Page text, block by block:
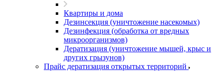
Квартиры и дома
Дезинсекция (уничтожение насекомых)
Дезинфекция (обработка от вредных
микроорганизмов)
Дератизация (уничтожение мышей, крыс и
других грызунов)
Прайс дератизация открытых территорий